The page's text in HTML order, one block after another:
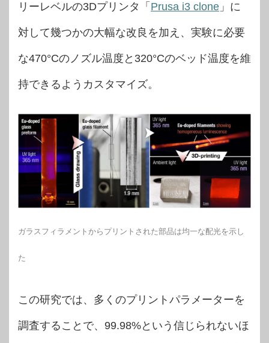
リーレベルの3Dプリンタ「 Prusa i3 clone 」に
対して幾つかの大幅な改良を加え、実験に必要
な470°Cのノズル温度と320°Cのベッド温度を維
持できるようカスタマイズ。
ガラスフィラメントからプリントされた部品は均一な配光を示し
た
この研究では、多くのプリントパラメーターを
調査することで、99.98%という信じられないほ